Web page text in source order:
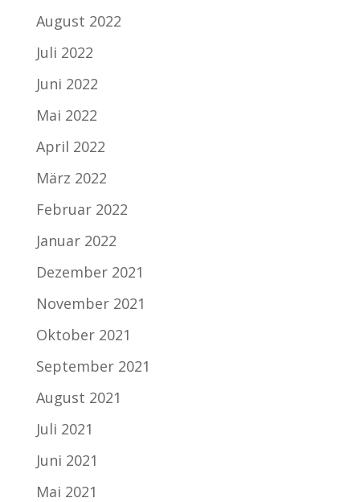
August 2022
Juli 2022
Juni 2022
Mai 2022
April 2022
März 2022
Februar 2022
Januar 2022
Dezember 2021
November 2021
Oktober 2021
September 2021
August 2021
Juli 2021
Juni 2021
Mai 2021